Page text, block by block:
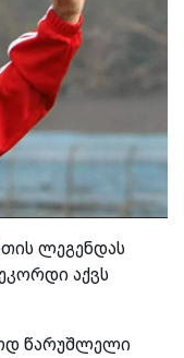
ლეგენდას
აქვს
წარუშლელი